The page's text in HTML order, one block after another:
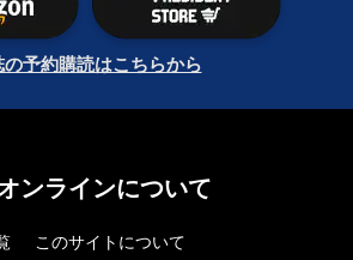
の予約購読はこちらから
ンラインについて
このサイトについて